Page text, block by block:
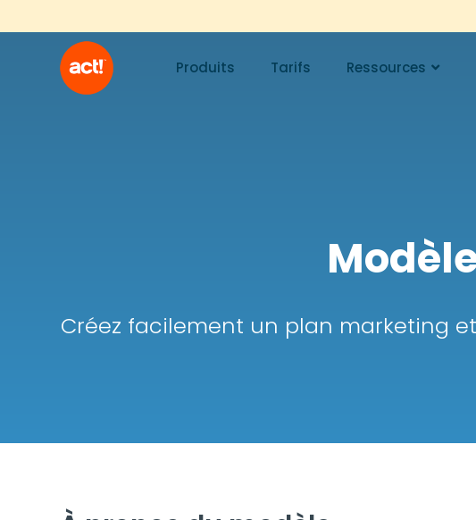
Produits Tarifs Ressources
Créez facilement un plan marketing